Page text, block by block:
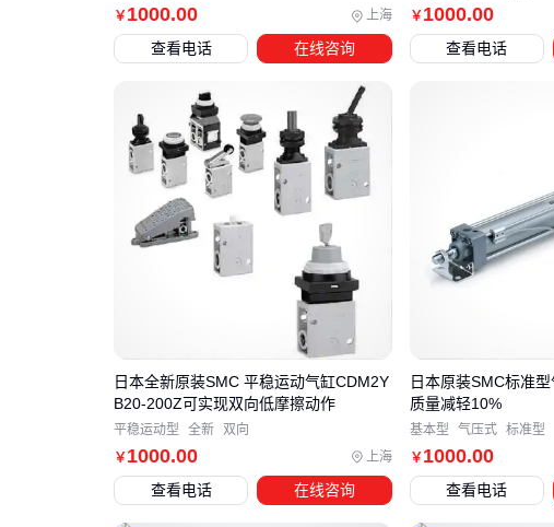
工
应
当标
例如
尼支
定制产
最后
工业
具维
购后
四、
气缸
￥ 1000.00 上海
查看电话 在线咨询
￥ 1000.00
查看电话
￥ 1000.00 上海
日本全新原装SMC 平稳运动气缸CDM2Y
B20-200Z可实现双向低摩擦动作
平稳运动型 全新 双向
查看电话 在线咨询
￥ 1000.00
日本原装SMC标准
质量减轻10%
基本型 气压式 标准型
查看电话